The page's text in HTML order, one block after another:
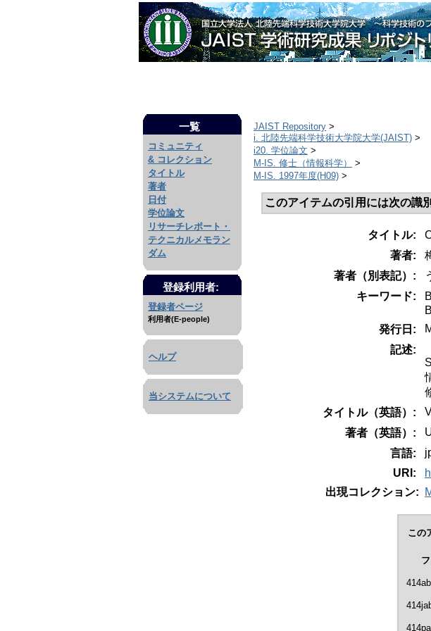
一覧
コミュニティ
& コレクション
タイトル
著者
日付
学位論文
リサーチレポート・
テクニカルメモラン
ダム
登録利用者:
登録者ページ
利用者(E-people)
ヘルプ
当システムについて
JAIST Repository >
i. 北陸先端科学技術大学院大学(JAIST) >
i20. 学位論文 >
M-IS. 修士（情報科学）
>
M-IS. 1997年度(H09) >
このアイテムの引用には次の識
タイトル:
著者:
著者（別表記）:
キーワード:
発行日:
記述:
タイトル（英語）:
著者（英語）:
言語:
URI:
出現コレクション:
この